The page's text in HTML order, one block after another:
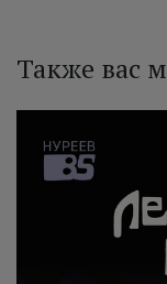
Также вас